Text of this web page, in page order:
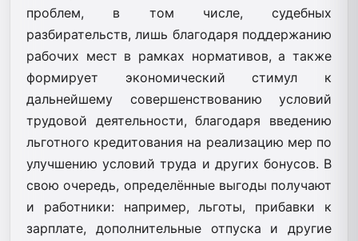
проблем, в том числе, судебных
разбирательств, лишь благодаря поддержанию
рабочих мест в рамках нормативов, а также
формирует экономический стимул к
дальнейшему совершенствованию условий
трудовой деятельности, благодаря введению
льготного кредитования на реализацию мер по
улучшению условий труда и других бонусов. В
свою очередь, определённые выгоды получают
и работники: например, льготы, прибавки к
зарплате, дополнительные отпуска и другие